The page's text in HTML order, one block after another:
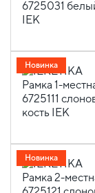
Новинка
Новинка